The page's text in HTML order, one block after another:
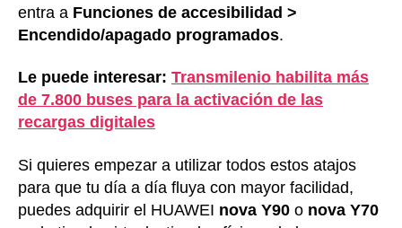
entra a Funciones de accesibilidad >
Encendido/apagado programados.
Le puede interesar: Transmilenio habilita más
de 7.800 buses para la activación de las
recargas digitales
Si quieres empezar a utilizar todos estos atajos
para que tu día a día fluya con mayor facilidad,
puedes adquirir el HUAWEI nova Y90 o nova Y70